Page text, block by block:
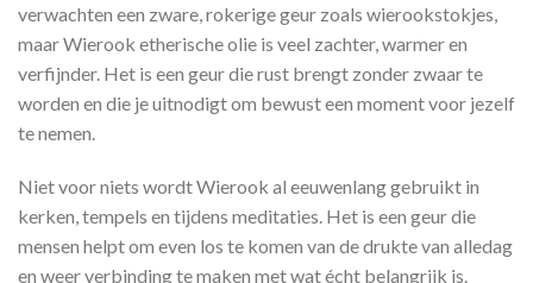
verwachten een zware, rokerige geur zoals wierookstokjes,
maar Wierook etherische olie is veel zachter, warmer en
verfijnder. Het is een geur die rust brengt zonder zwaar te
worden en die je uitnodigt om bewust een moment voor jezelf
te nemen.
Niet voor niets wordt Wierook al eeuwenlang gebruikt in
kerken, tempels en tijdens meditaties. Het is een geur die
mensen helpt om even los te komen van de drukte van alledag
en weer verbinding te maken met wat écht belangrijk is.